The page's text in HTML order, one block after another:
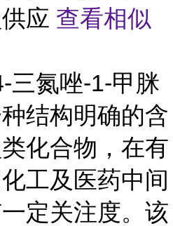
应 查看相似
三氮唑-1-甲脒
结构明确的含
化合物，在有
工及医药中间
定关注度。该